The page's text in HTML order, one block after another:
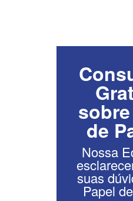
de
Nossa
suas
Papel